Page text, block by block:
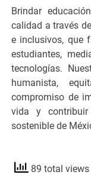
Brindar
calidad a través
e inclusivos, que
estudiantes,
tecnologías.
humanista,
compromiso de
vida y
sostenible de
89 total views